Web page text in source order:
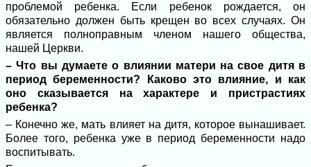
проблемой ребенка. Если ребенок рождается, он
обязательно должен быть крещен во всех случаях. Он
является полноправным членом нашего общества,
нашей Церкви.
– Что вы думаете о влиянии матери на свое дитя в
период беременности? Каково это влияние, и как
оно сказывается на характере и пристрастиях
ребенка?
– Конечно же, мать влияет на дитя, которое вынашивает.
Более того, ребенка уже в период беременности надо
воспитывать.